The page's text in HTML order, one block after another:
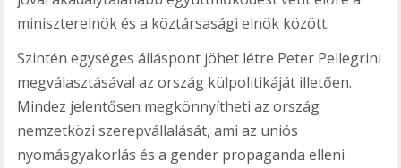
miniszterelnök és a köztársasági elnök között.
Szintén egységes álláspont jöhet létre Peter Pellegrini
megválasztásával az ország külpolitikáját illetően.
Mindez jelentősen megkönnyítheti az ország
nemzetközi szerepvállalását, ami az uniós
nyomásgyakorlás és a gender propaganda elleni